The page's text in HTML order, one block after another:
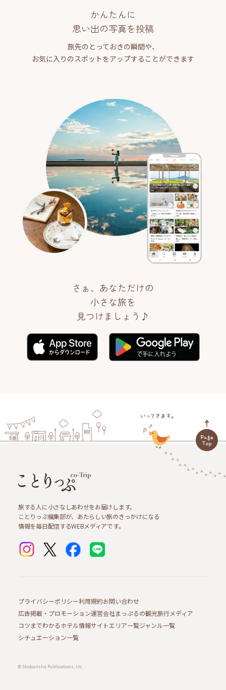
かんたんに
思い出の写真を投稿
旅先のとっておきの瞬間や、
お気に入りのスポットをアップすることができます
さぁ、あなただけの
小さな旅を
見つけましょう♪
旅する人に小さなしあわせをお届けします。
ことりっぷ編集部が、あたらしい旅のきっかけになる
情報を毎日配信するWEBメディアです。
プライバシーポリシー利用規約お問い合わせ
広告掲載・プロモーション運営会社まっぷるの観光旅行メディア
コツまでわかるホテル情報サイトエリア一覧ジャンル一覧
シチュエーション一覧
© Shobunsha Publications, Inc.